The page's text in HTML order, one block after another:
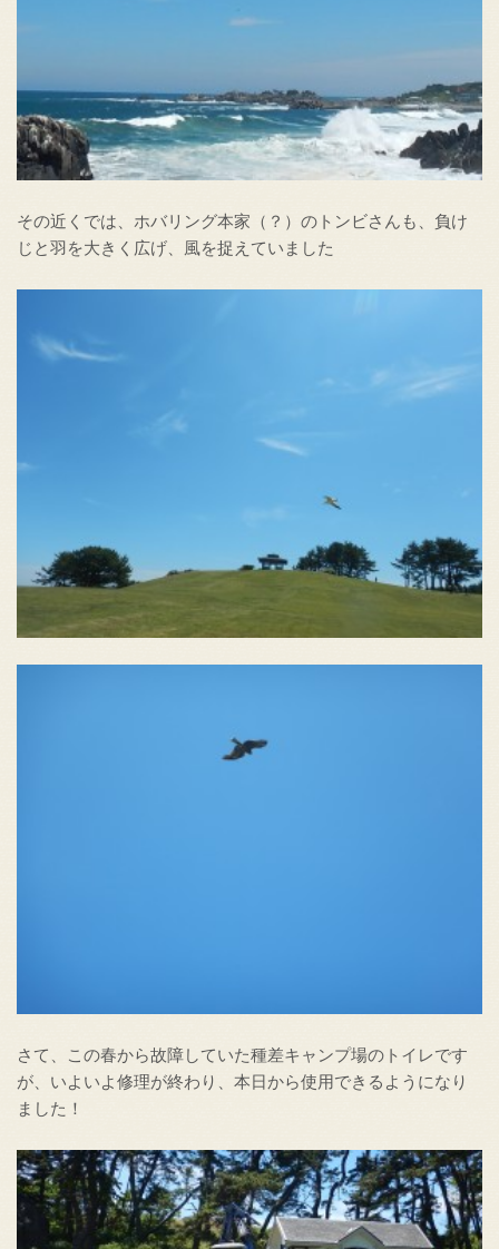
その近くでは、ホバリング本家（？）のトンビさんも、負け
じと羽を大きく広げ、風を捉えていました
さて、この春から故障していた種差キャンプ場のトイレです
が、いよいよ修理が終わり、本日から使用できるようになり
ました！